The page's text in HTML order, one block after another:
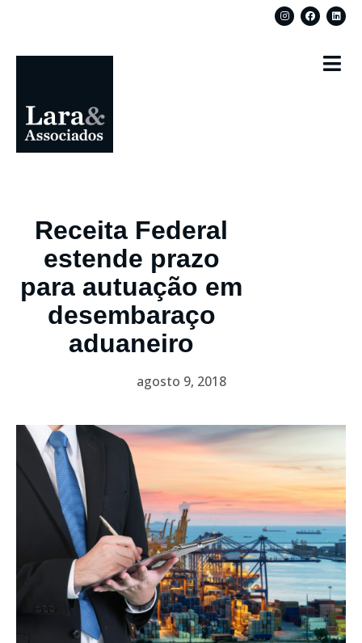
Receita Federal
estende prazo
para autuação em
desembaraço
aduaneiro
agosto 9, 2018